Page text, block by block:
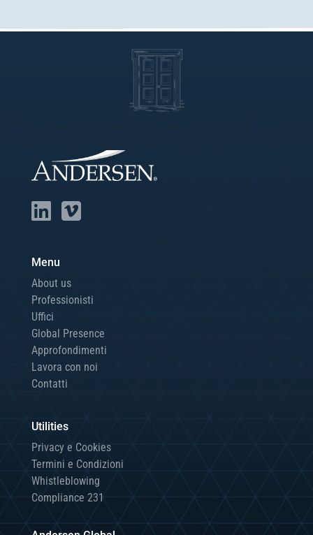
Menu
About us
Professionisti
Uffici
Global Presence
Approfondimenti
Lavora con noi
Contatti
Utilities
Privacy e Cookies
Termini e Condizioni
Whistleblowing
Compliance 231